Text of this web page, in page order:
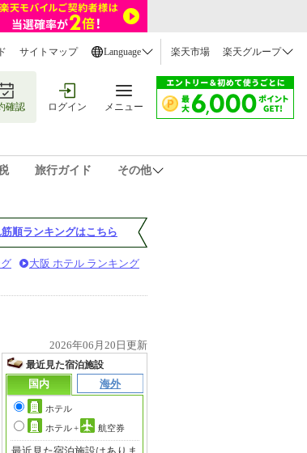
サイトマップ Language 楽天市場 楽天グループ
確認 ログイン メニュー
旅行ガイド
その他
順ランキングはこちら
大阪 ホテル ランキング
2026年06月20日更新
最近見た宿泊施設
国内
海外
ホテル
ホテル+ 航空券